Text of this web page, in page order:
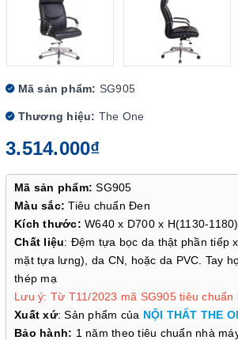
Mã sản phẩm: SG905
Thương hiệu: The One
3.514.000₫
Mã sản phẩm: SG905
Màu sắc: Tiêu chuẩn Đen
Kích thước: W640 x D700 x H(1130-
Chất liệu: Đệm tựa bọc da thật phần tiếp
mặt tựa lưng), da CN, hoặc da PVC. Tay
thép mạ
Lưu ý: Từ T11/2023 mã SG905 tiêu chuẩn
Xuất xứ: Sản phẩm của NỘI THẤT THE
Bảo hành: 1 năm theo tiêu chuẩn nhà